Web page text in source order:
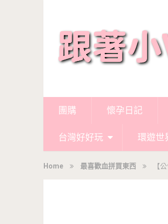
團購 懷孕日記
台灣好好玩 環遊世
Home 最喜歡血拼買東西 【